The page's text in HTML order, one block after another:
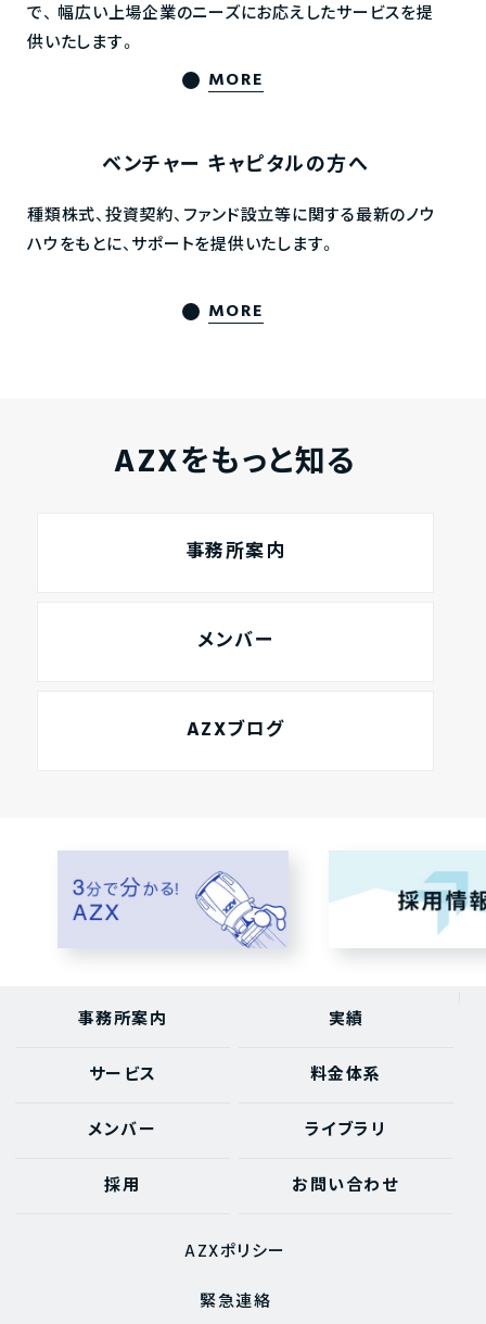
で、 幅広い上場企業のニーズにお応えしたサービスを提
供いたします。
MORE
ベンチャー キャピタルの方へ
種類株式、投資契約、ファンド設立等に関する最新のノウ
ハウをもとに、サポートを提供いたします。
MORE
AZXをもっと知る
事務所案内
メンバー
AZXブログ
事務所案内 実績
サービス 料金体系
メンバー ライブラリ
採用 お問い合わせ
AZXポリシー
緊急連絡